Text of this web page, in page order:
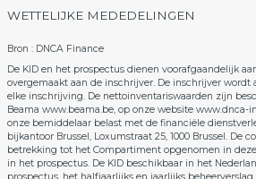
WETTELIJKE MEDEDELINGEN
Bron : DNCA Finance
De KID en het prospectus dienen voorafgaandelijk
overgemaakt aan de inschrijver. De inschrijver wordt
elke inschrijving. De nettoinventariswaarden zijn
Beama www.beama.be, op onze website www.dnca-
onze bemiddelaar belast met de financiële
bijkantoor Brussel, Loxumstraat 25, 1000 Brussel. De
betrekking tot het Compartiment opgenomen in
in het prospectus. De KID beschikbaar in het
prospectus, het halfjaarlijks en jaarlijks